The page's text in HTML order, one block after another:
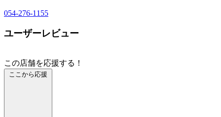
054-276-1155
ユーザーレビュー
この店舗を応援する！
ここから応援